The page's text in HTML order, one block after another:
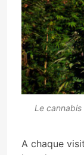
Le
A chaque